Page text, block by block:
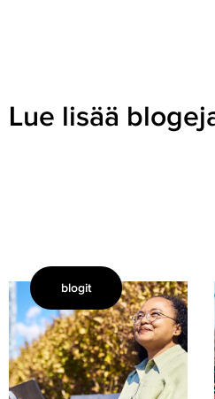
Lue lisää
Tätä
tekoäly
tarvitsee,
jotta
se
blogit